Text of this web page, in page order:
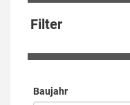
Filter
Baujahr